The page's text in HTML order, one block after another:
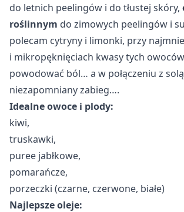
do letnich peelingów i do tłustej skóry,
roślinnym do zimowych peelingów i
polecam cytryny i limonki, przy
i mikropęknięciach kwasy tych
powodować ból… a w połączeniu z
niezapomniany zabieg….
Idealne owoce i plody:
kiwi,
truskawki,
puree jabłkowe,
pomarańcze,
porzeczki (czarne, czerwone, białe)
Najlepsze oleje: